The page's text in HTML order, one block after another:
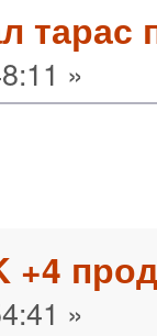
тарас
»
+4
»